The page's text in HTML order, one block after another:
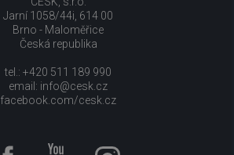
Jarní 1058/44i, 614 00
Brno - Maloměřice
Česká republika
tel.: +420 511 189 990
email: info@cesk.cz
facebook.com/cesk.cz